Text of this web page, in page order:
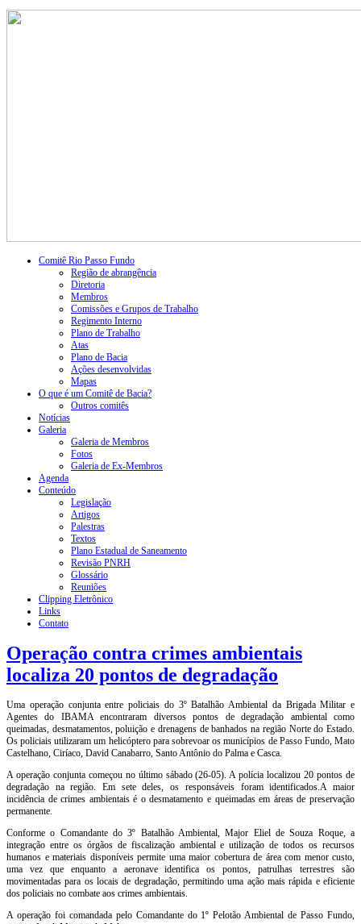
Comitê Rio Passo Fundo
Região de abrangência
Diretoria
Membros
Comissões e Grupos de Trabalho
Regimento Interno
Plano de Trabalho
Atas
Plano de Bacia
Ações desenvolvidas
Mapas
O que é um Comitê de Bacia?
Outros comitês
Notícias
Galeria
Galeria de Membros
Fotos
Galeria de Ex-Membros
Agenda
Conteúdo
Legislação
Artigos
Palestras
Textos
Plano Estadual de Saneamento
Revisão PNRH
Glossário
Reuniões
Clipping Eletrônico
Links
Contato
Operação contra crimes ambientais
localiza 20 pontos de degradação
Uma operação conjunta entre policiais do 3º Batalhão Ambiental da Brigada Militar e
Agentes do IBAMA encontraram diversos pontos de degradação ambiental como
queimadas, desmatamentos, poluição e drenagens de banhados na região Norte do Estado.
Os policiais utilizaram um helicóptero para sobrevoar os municípios de Passo Fundo, Mato
Castelhano, Ciríaco, David Canabarro, Santo Antônio do Palma e Casca.
A operação conjunta começou no último sábado (26-05). A polícia localizou 20 pontos de
degradação na região. Em sete deles, os responsáveis foram identificados.A maior
incidência de crimes ambientais é o desmatamento e queimadas em áreas de preservação
permanente.
Conforme o Comandante do 3º Batalhão Ambiental, Major Eliel de Souza Roque, a
integração entre os órgãos de fiscalização ambiental e utilização de todos os recursos
humanos e materiais disponíveis permite uma maior cobertura de área com menor custo,
uma vez que enquanto a aeronave identifica os pontos, patrulhas terrestres são
movimentadas para os locais de degradação, permitindo uma ação mais rápida e eficiente
dos policiais no combate aos crimes ambientais.
A operação foi comandada pelo Comandante do 1º Pelotão Ambiental de Passo Fundo,